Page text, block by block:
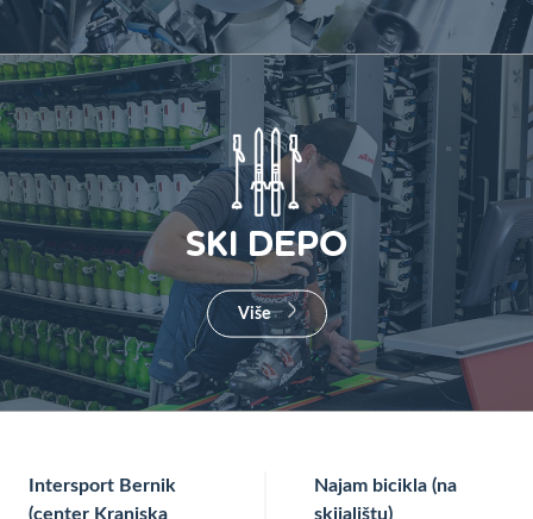
SKI DEPO
Više
Intersport Bernik
(center Kranjska
Najam bicikla (na
skijalištu)